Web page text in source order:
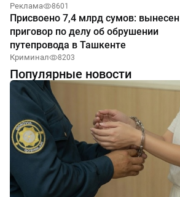
Реклама 8601
Присвоено 7,4 млрд сумов: вынесен
приговор по делу об обрушении
путепровода в Ташкенте
Криминал 8203
Популярные новости